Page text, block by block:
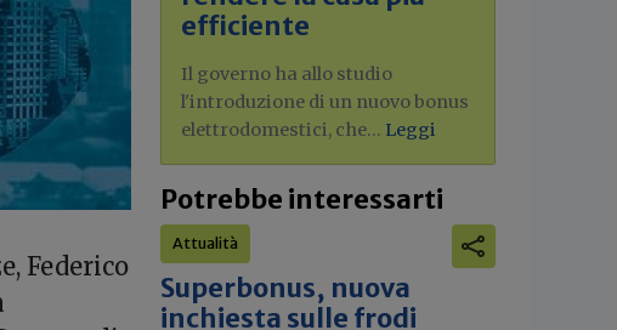
Federico
efficiente
Il governo ha allo studio
l'introduzione di un nuovo bonus
elettrodomestici, che... Leggi
Potrebbe interessarti
Attualità
Superbonus, nuova
inchiesta sulle frodi